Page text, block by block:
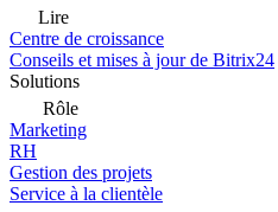
Lire
Centre de croissance
Conseils et mises à jour de Bitrix24
Solutions
Rôle
Marketing
RH
Gestion des projets
Service à la clientèle